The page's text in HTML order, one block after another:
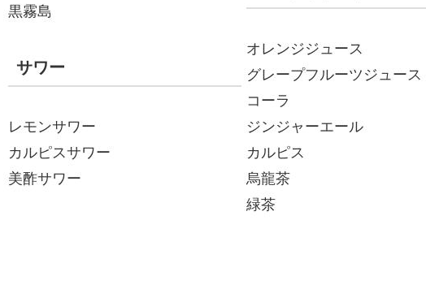
黒霧島
サワー
レモンサワー
カルピスサワー
美酢サワー
オレンジジュース
グレープフルーツジュース
コーラ
ジンジャーエール
カルピス
烏龍茶
緑茶